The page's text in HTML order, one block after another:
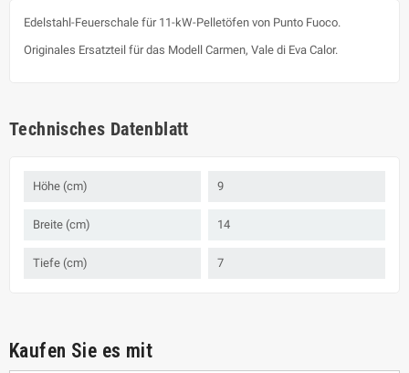
Edelstahl-Feuerschale für 11-kW-Pelletöfen von Punto Fuoco.
Originales Ersatzteil für das Modell Carmen, Vale di Eva Calor.
Technisches Datenblatt
Höhe (cm) 9
Breite (cm) 14
Tiefe (cm) 7
Kaufen Sie es mit